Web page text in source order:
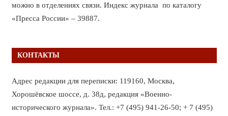
можно в отделениях связи. Индекс журнала по каталогу
«Пресса России» – 39887.
КОНТАКТЫ
Адрес редакции для переписки: 119160, Москва,
Хорошёвское шоссе, д. 38д, редакция «Военно-
исторического журнала». Тел.: +7 (495) 941-26-50; + 7 (495)